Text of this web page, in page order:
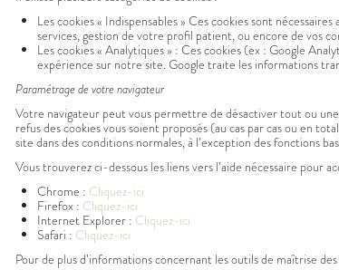
Les cookies « Indispensables » Ces cookies sont
services, gestion de votre profil patient, ou encore de vos
Les cookies « Analytiques » : Ces cookies (ex : Google
expérience sur notre site. Google traite les informations
Paramétrage de votre navigateur
Votre navigateur peut vous permettre de désactiver tout ou
refus des cookies vous soient proposés (au cas par cas ou en
site dans des conditions normales, à l’exception des fonctions
Vous trouverez ci-dessous les liens vers l’aide nécessaire pour
Chrome : Cliquez-ici
Firefox : Cliquez-ici
Internet Explorer : Cliquez-ici
Safari : Cliquez-ici
Pour de plus d’informations concernant les outils de maîtrise